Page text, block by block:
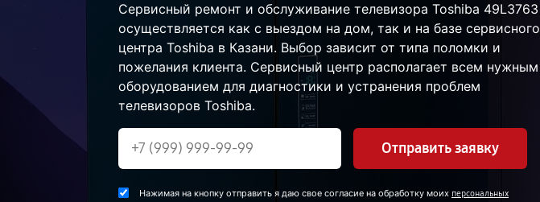
Сервисный ремонт и обслуживание телевизора Toshiba 49L3763
осуществляется как с выездом на дом, так и на базе сервисного
центра Toshiba в Казани. Выбор зависит от типа поломки и
пожелания клиента. Сервисный центр располагает всем нужным
оборудованием для диагностики и устранения проблем
телевизоров Toshiba.
Отправить заявку
Нажимая на кнопку отправить я даю свое согласие на обработку моих персональных